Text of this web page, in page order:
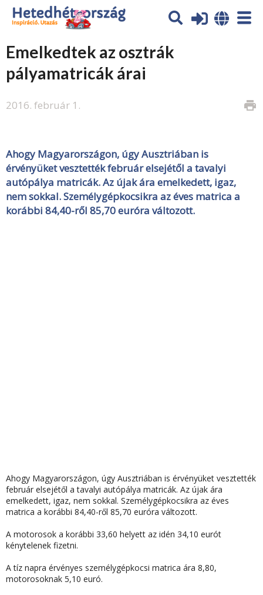
Emelkedtek az osztrák
pályamatricák árai
2016. február 1. print
Ahogy Magyarországon, úgy Ausztriában is
érvényüket vesztették február elsejétől a tavalyi
autópálya matricák. Az újak ára emelkedett, igaz,
nem sokkal. Személygépkocsikra az éves matrica a
korábbi 84,40-ről 85,70 euróra változott.
Ahogy Magyarországon, úgy Ausztriában is érvényüket vesztették
február elsejétől a tavalyi autópálya matricák. Az újak ára
emelkedett, igaz, nem sokkal. Személygépkocsikra az éves
matrica a korábbi 84,40-ről 85,70 euróra változott.
A motorosok a korábbi 33,60 helyett az idén 34,10 eurót
kénytelenek fizetni.
Atíz napra érvényes személygépkocsi matrica ára 8,80,
motorosoknak 5,10 euró.